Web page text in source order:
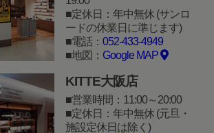
定休日：年中無休 (サンロ
ードの休業日に準じます)
電話： 052-433-4949
地図： Google MAP
KITTE大阪店
営業時間：11:00～20:00
定休日：年中無休 (元旦・
施設定休日は除く)